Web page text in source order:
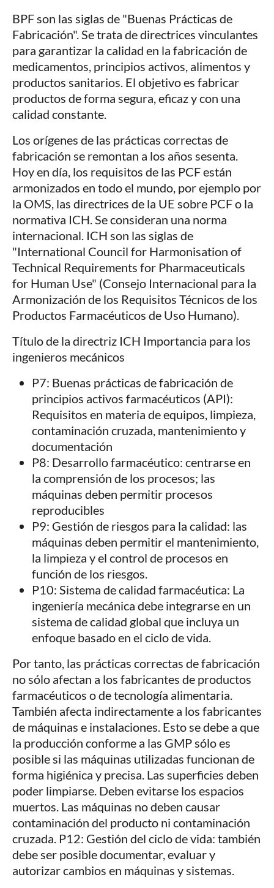
BPF son las siglas de "Buenas Prácticas de
Fabricación". Se trata de directrices vinculantes
para garantizar la calidad en la fabricación de
medicamentos, principios activos, alimentos y
productos sanitarios. El objetivo es fabricar
productos de forma segura, eficaz y con una
calidad constante.
Los orígenes de las prácticas correctas de
fabricación se remontan a los años sesenta.
Hoy en día, los requisitos de las PCF están
armonizados en todo el mundo, por ejemplo por
la OMS, las directrices de la UE sobre PCF o la
normativa ICH. Se consideran una norma
internacional. ICH son las siglas de
"International Council for Harmonisation of
Technical Requirements for Pharmaceuticals
for Human Use" (Consejo Internacional para la
Armonización de los Requisitos Técnicos de los
Productos Farmacéuticos de Uso Humano).
Título de la directriz ICH Importancia para los
ingenieros mecánicos
P7: Buenas prácticas de fabricación de
principios activos farmacéuticos (API):
Requisitos en materia de equipos, limpieza,
contaminación cruzada, mantenimiento y
documentación
P8: Desarrollo farmacéutico: centrarse en
la comprensión de los procesos; las
máquinas deben permitir procesos
reproducibles
P9: Gestión de riesgos para la calidad: las
máquinas deben permitir el mantenimiento,
la limpieza y el control de procesos en
función de los riesgos.
P10: Sistema de calidad farmacéutica: La
ingeniería mecánica debe integrarse en un
sistema de calidad global que incluya un
enfoque basado en el ciclo de vida.
Por tanto, las prácticas correctas de fabricación
no sólo afectan a los fabricantes de productos
farmacéuticos o de tecnología alimentaria.
También afecta indirectamente a los fabricantes
de máquinas e instalaciones. Esto se debe a que
la producción conforme a las GMP sólo es
posible si las máquinas utilizadas funcionan de
forma higiénica y precisa. Las superficies deben
poder limpiarse. Deben evitarse los espacios
muertos. Las máquinas no deben causar
contaminación del producto ni contaminación
cruzada. P12: Gestión del ciclo de vida: también
debe ser posible documentar, evaluar y
autorizar cambios en máquinas y sistemas.